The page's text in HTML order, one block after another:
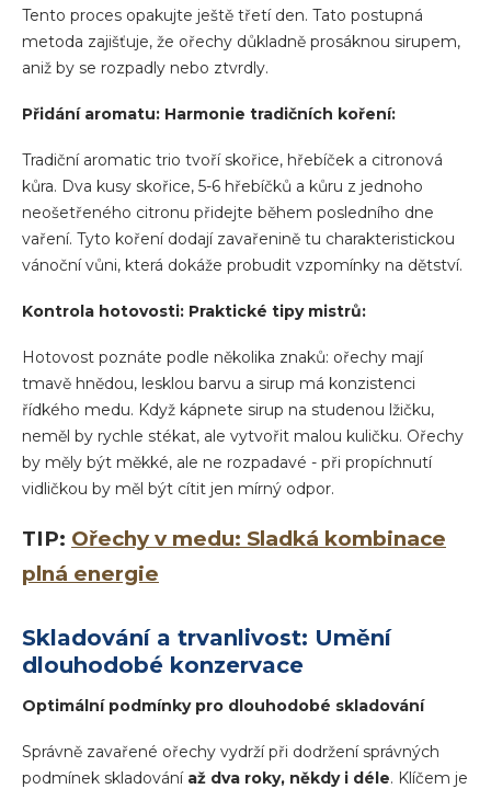
Tento proces opakujte ještě třetí den. Tato postupná
metoda zajišťuje, že ořechy důkladně prosáknou sirupem,
aniž by se rozpadly nebo ztvrdly.
Přidání aromatu: Harmonie tradičních koření:
Tradiční aromatic trio tvoří skořice, hřebíček a citronová
kůra. Dva kusy skořice, 5-6 hřebíčků a kůru z jednoho
neošetřeného citronu přidejte během posledního dne
vaření. Tyto koření dodají zavařenině tu charakteristickou
vánoční vůni, která dokáže probudit vzpomínky na dětství.
Kontrola hotovosti: Praktické tipy mistrů:
Hotovost poznáte podle několika znaků: ořechy mají
tmavě hnědou, lesklou barvu a sirup má konzistenci
řídkého medu. Když kápnete sirup na studenou lžičku,
neměl by rychle stékat, ale vytvořit malou kuličku. Ořechy
by měly být měkké, ale ne rozpadavé - při propíchnutí
vidličkou by měl být cítit jen mírný odpor.
TIP: Ořechy v medu: Sladká kombinace
plná energie
Skladování a trvanlivost: Umění
dlouhodobé konzervace
Optimální podmínky pro dlouhodobé skladování
Správně zavařené ořechy vydrží při dodržení správných
podmínek skladování až dva roky, někdy i déle. Klíčem je